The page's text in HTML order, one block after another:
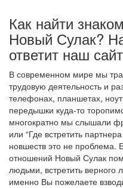
Как найти
Новый Сулак?
ответит наш
В современном мире мы
трудовую деятельность и
телефонах, планшетах,
передышки куда-то
многократно мы слышали
или “Где встретить
новшеств это не проблема.
отношений Новый Сулак
людьми, встретить
именно Вы пожелаете